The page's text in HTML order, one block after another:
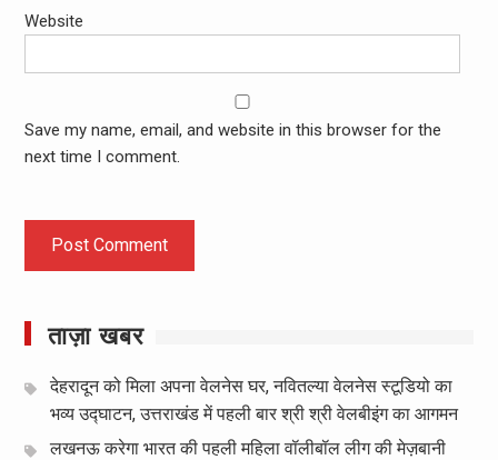
Website
Save my name, email, and website in this browser for the
next time I comment.
ताज़ा खबर
देहरादून को मिला अपना वेलनेस घर, नवितल्या वेलनेस स्टूडियो का
भव्य उद्घाटन, उत्तराखंड में पहली बार श्री श्री वेलबीइंग का आगमन
लखनऊ करेगा भारत की पहली महिला वॉलीबॉल लीग की मेज़बानी